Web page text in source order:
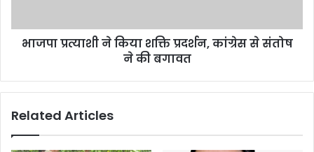
भाजपा प्रत्याशी ने किया शक्ति प्रदर्शन, कांग्रेस से संतोष
ने की बगावत
Related Articles